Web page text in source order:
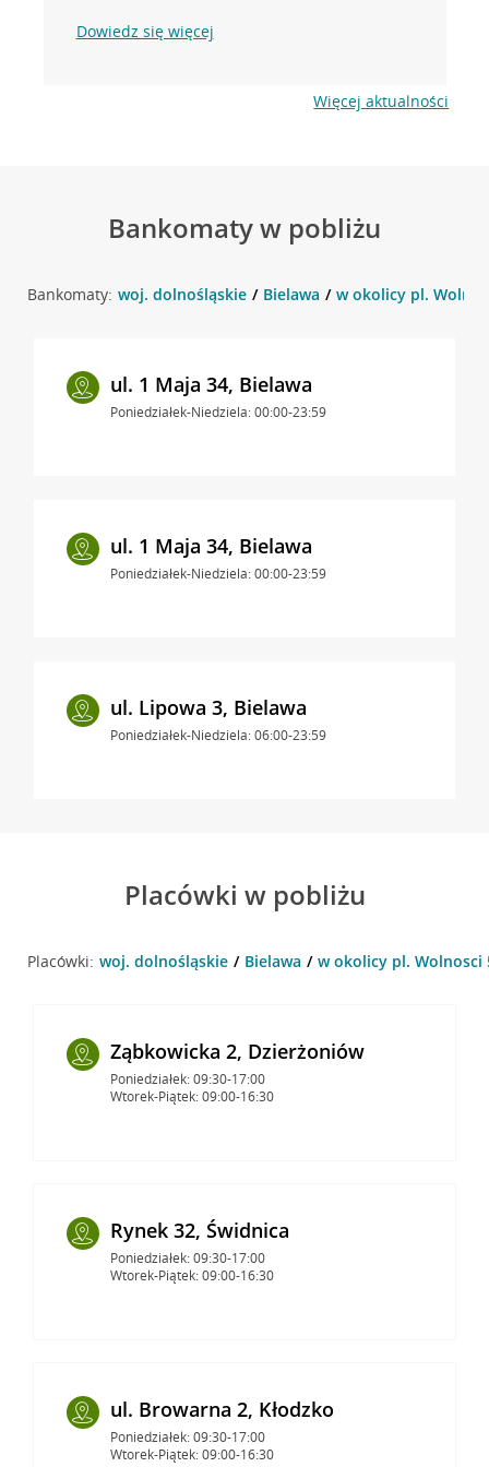
Dowiedz się więcej
Więcej aktualności
Bankomaty w pobliżu
Bankomaty: woj. dolnośląskie Bielawa w okolicy pl.
ul. 1 Maja 34, Bielawa
Poniedziałek-Niedziela: 00:00-23:59
ul. 1 Maja 34, Bielawa
Poniedziałek-Niedziela: 00:00-23:59
ul. Lipowa 3, Bielawa
Poniedziałek-Niedziela: 06:00-23:59
Placówki w pobliżu
Placówki: woj. dolnośląskie Bielawa w okolicy pl. Wolnosci
Ząbkowicka 2, Dzierżoniów
Poniedziałek: 09:30-17:00
Wtorek-Piątek: 09:00-16:30
Rynek 32, Świdnica
Poniedziałek: 09:30-17:00
Wtorek-Piątek: 09:00-16:30
ul. Browarna 2, Kłodzko
Poniedziałek: 09:30-17:00
Wtorek-Piątek: 09:00-16:30